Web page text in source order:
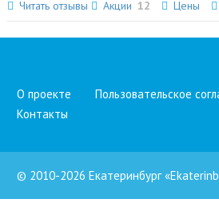
Читать отзывы
Акции 12 Цены
О проекте
Пользовательское
Контакты
© 2010-2026 Екатеринбург